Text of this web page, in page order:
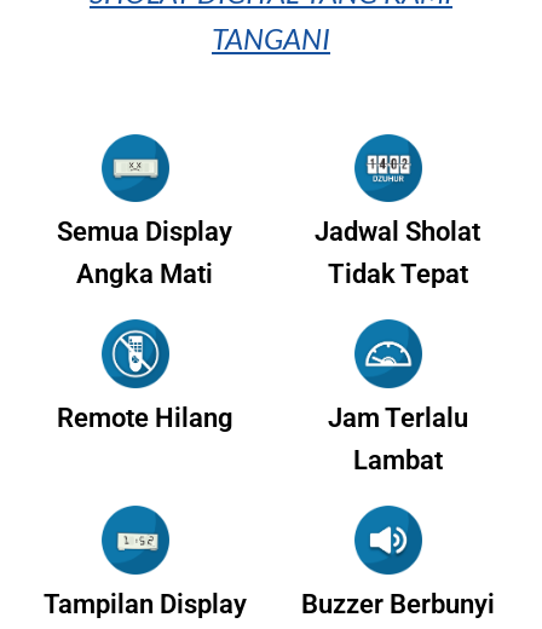
TANGANI
Semua Display
Angka Mati
Jadwal Sholat
Tidak Tepat
Remote Hilang
Jam Terlalu
Lambat
Tampilan Display
Buzzer Berbunyi